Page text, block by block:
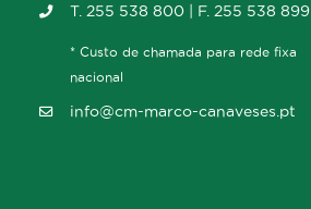
T. 255 538 800 | F. 255 538 899
* Custo de chamada para rede fixa
nacional
info@cm-marco-canaveses.pt